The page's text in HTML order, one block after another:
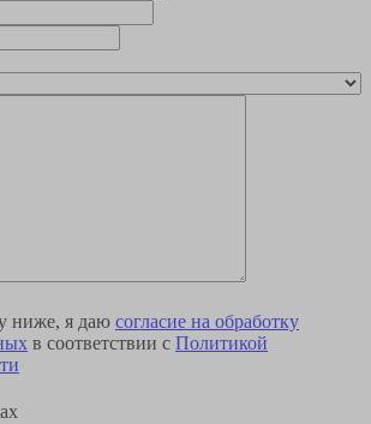
ниже, я даю согласие на обработку
в соответствии с Политикой